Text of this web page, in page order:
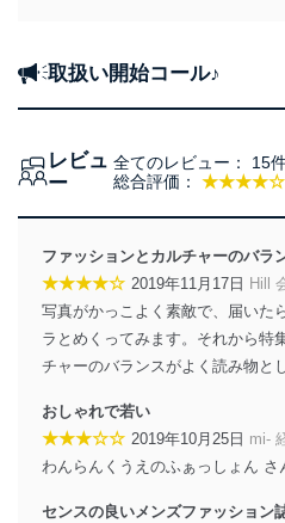
取扱い開始コール♪
レビュ
ー
総合評価： ★★★★☆
全てのレビュー： 15
ファッションとカルチャーのバラ
★★★★☆ 2019年11月17日 Hill
写真がかっこよく素敵で、届いた
ラとめくってみます。それから特
チャーのバランスがよく読み物と
おしゃれで若い
★★★☆☆ 2019年10月25日 mi-
わんらんくうえのふぁっしょん さ
センスの良いメンズファッション